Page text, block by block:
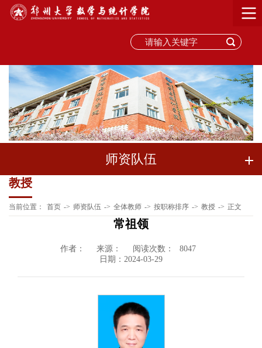
师资队伍
教授
当前位置： 首页 -> 师资队伍 -> 全体教师 -> 按职称排序 -> 教授 -> 正文
常祖领
作者： 来源： 阅读次数：
8047
日期：2024-03-29